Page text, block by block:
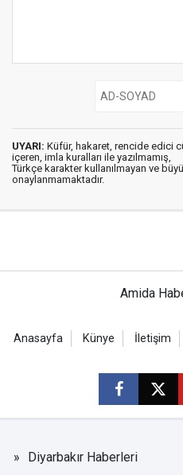
UYARI: Küfür, hakaret, rencide edici
içeren, imla kuralları ile yazılmamış,
Türkçe karakter kullanılmayan ve
onaylanmamaktadır.
Amida
Anasayfa Künye İletişim
Diyarbakır Haberleri